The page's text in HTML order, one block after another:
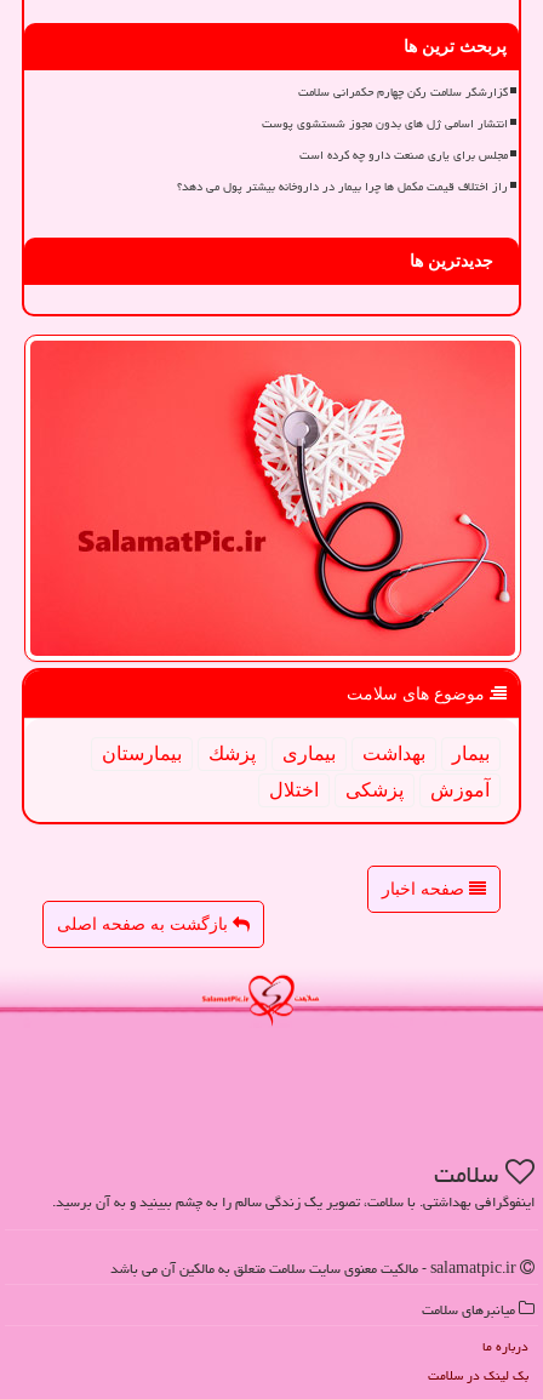
پربحث ترین ها
گزارشگر سلامت رکن چهارم حکمرانی سلامت
انتشار اسامی ژل های بدون مجوز شستشوی پوست
مجلس برای یاری صنعت دارو چه کرده است
راز اختلاف قیمت مکمل ها چرا بیمار در داروخانه بیشتر پول می دهد؟
جدیدترین ها
موضوع های سلامت
بیمار بهداشت بیماری پزشك
بیمارستان
آموزش
پزشكی اختلال
صفحه اخبار
بازگشت به صفحه اصلی
سلامت
اینفوگرافی بهداشتی. با سلامت، تصویر یک زندگی سالم را به چشم ببینید و به آن برسید.
میانبرهای سلامت
درباره ما
بک لینک در سلامت